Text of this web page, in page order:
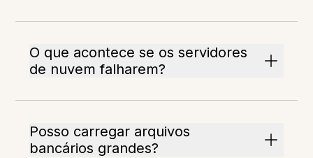
O que acontece se os servidores
de nuvem falharem?
Posso carregar arquivos
bancários grandes?